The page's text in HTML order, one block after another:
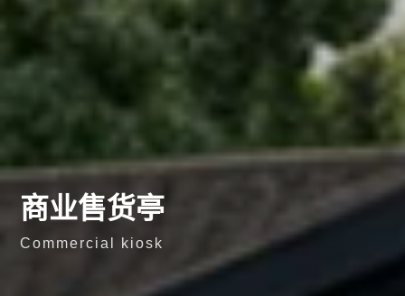
商业售货亭
Commercial kiosk